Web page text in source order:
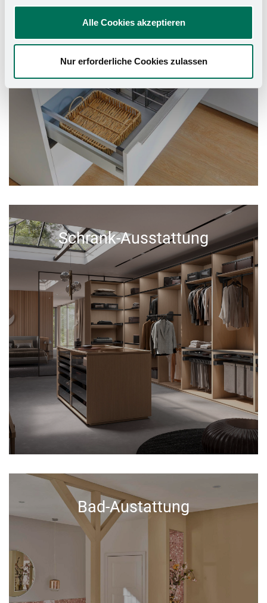
Alle Cookies akzeptieren
Nur erforderliche Cookies zulassen
Schrank-Ausstattung
Bad-Austattung